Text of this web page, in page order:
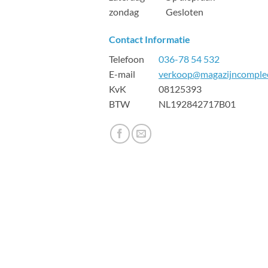
zondag Gesloten
Contact Informatie
Telefoon 036-78 54 532
E-mail
KvK 08125393
BTW NL192842717B01